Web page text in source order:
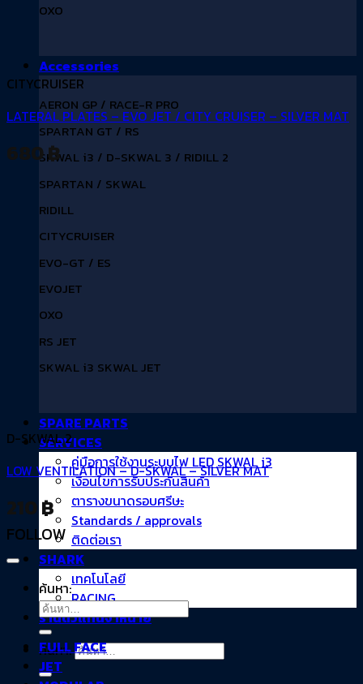
OXO
Accessories
AERON GP / RACE-R PRO
SPARTAN GT / RS
SKWAL i3 / D-SKWAL 3 / RIDILL 2
SPARTAN / SKWAL
RIDILL
CITYCRUISER
EVO-GT / ES
EVOJET
OXO
RS JET
SKWAL i3 SKWAL JET
SPARE PARTS
SERVICES
คู่มือการใช้งานระบบไฟ LED SKWAL i3
เงื่อนไขการรับประกันสินค้า
ตารางขนาดรอบศรีษะ
Standards / approvals
ติดต่อเรา
SHARK
เทคโนโลยี
RACING
ร้านตัวแทนจำหน่าย
ค้นหา:
CITYCRUISER
LATERAL PLATES – EVO JET / CITY CRUISER – SILVER MAT
680฿
D-SKWAL 2
LOW VENTILATION – D-SKWAL – SILVER MAT
210 ฿
FOLLOW
ค้นหา:
FULL FACE
JET